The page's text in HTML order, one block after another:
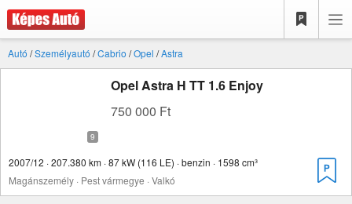
Autó /Személyautó /Cabrio /Opel /Astra
Opel Astra H TT 1.6 Enjoy
750 000 Ft
2007/12 · 207.380 km · 87 kW (116 LE) · benzin · 1598 cm³
Magánszemély · Pest vármegye · Valkó